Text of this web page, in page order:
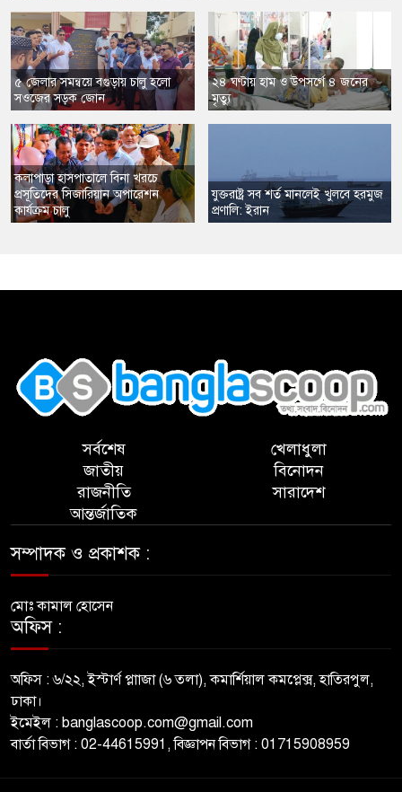
৫ জেলার সমন্বয়ে বগুড়ায় চালু হলো
সওজের সড়ক জোন
কলাপাড়া হাসপাতালে বিনা খরচে
প্রসূতিদের সিজারিয়ান অপারেশন
কার্যক্রম চালু
২৪ ঘণ্টায় হাম ও উপসর্গে ৪ জনের
মৃত্যু
যুক্তরাষ্ট্র সব শর্ত মানলেই খুলবে হরমুজ
প্রণালি: ইরান
সর্বশেষ
জাতীয়
রাজনীতি
আন্তর্জাতিক
খেলাধুলা
বিনোদন
সারাদেশ
সম্পাদক ও প্রকাশক :
মোঃ কামাল হোসেন
অফিস :
অফিস : ৬/২২, ইস্টার্ণ প্লাাজা (৬ তলা), কমার্শিয়াল কমপ্লেক্স, হাতিরপুল,
ঢাকা।
ইমেইল : banglascoop.com@gmail.com
বার্তা বিভাগ : 02-44615991, বিজ্ঞাপন বিভাগ : 01715908959